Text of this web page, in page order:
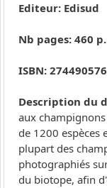
Editeur: Edisud
Nb pages: 460 p.
ISBN:
Description du
aux
de 1200 espèces
plupart des
photographiés
du biotope, afin